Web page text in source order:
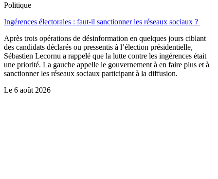
Politique
Ingérences électorales : faut-il sanctionner les réseaux sociaux ?
Après trois opérations de désinformation en quelques jours ciblant
des candidats déclarés ou pressentis à l’élection présidentielle,
Sébastien Lecornu a rappelé que la lutte contre les ingérences était
une priorité. La gauche appelle le gouvernement à en faire plus et à
sanctionner les réseaux sociaux participant à la diffusion.
Le 6 août 2026